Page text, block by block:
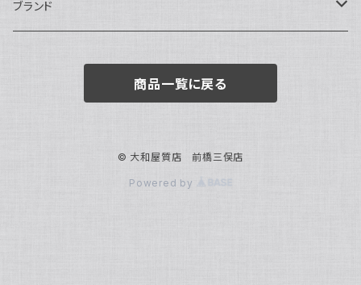
バックパック・リュックサック
ボストンバッグ
ピアス・イヤリング
チャーム・キーホルダー
アナログ・クォーツ
ペン・万年筆
ブランド
BOTTEGA VENETA
商品一覧に戻る
© 大和屋質店 前橋三俣店
Powered by